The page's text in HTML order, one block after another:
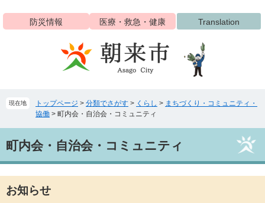
ジ
ュ
文
へ
防災情報 医療・救急・健康 Translation
現在地 トップページ > 分類でさがす > くらし > まちづくり・コミュニティ・
協働 > 町内会・自治会・コミュニティ
文町内会・自治会・コミュニティ
お知らせ